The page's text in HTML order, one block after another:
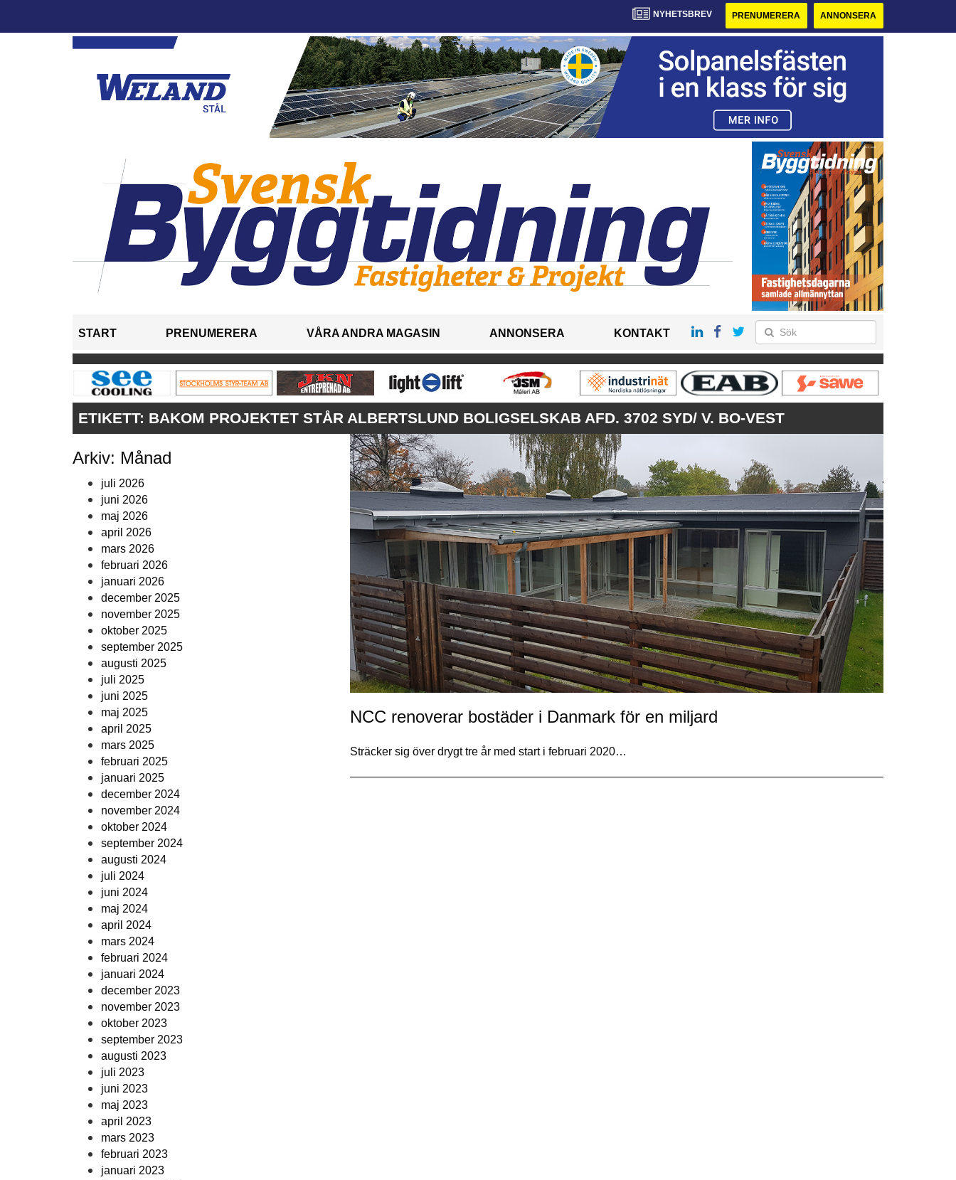
NYHETSBREV PRENUMERERA ANNONSERA
START PRENUMERERA VÅRA ANDRA MAGASIN ANNONSERA KONTAKT
ETIKETT: BAKOM PROJEKTET STÅR ALBERTSLUND BOLIGSELSKAB AFD. 3702 SYD/ V. BO-VEST
Arkiv: Månad
juli 2026
juni 2026
maj 2026
april 2026
mars 2026
februari 2026
januari 2026
december 2025
november 2025
oktober 2025
september 2025
augusti 2025
juli 2025
juni 2025
maj 2025
april 2025
mars 2025
februari 2025
januari 2025
december 2024
november 2024
oktober 2024
september 2024
augusti 2024
juli 2024
juni 2024
maj 2024
april 2024
mars 2024
februari 2024
januari 2024
december 2023
november 2023
oktober 2023
september 2023
augusti 2023
juli 2023
juni 2023
maj 2023
april 2023
mars 2023
februari 2023
januari 2023
NCC renoverar bostäder i Danmark för en miljard
Sträcker sig över drygt tre år med start i februari 2020…